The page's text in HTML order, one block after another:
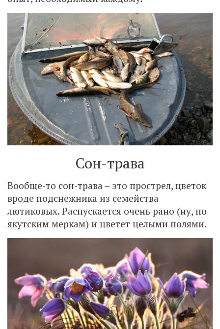
Сон-трава
Вообще-то сон-трава – это прострел, цветок
вроде подснежника из семейства
лютиковых. Распускается очень рано (ну, по
якутским меркам) и цветет целыми полями.